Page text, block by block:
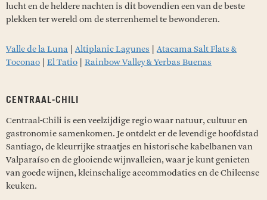
lucht en de heldere nachten is dit bovendien een van de beste
plekken ter wereld om de sterrenhemel te bewonderen.
Valle de la Luna Altiplanic Lagunes
Atacama Salt Flats &
Toconao
El Tatio Rainbow Valley & Yerbas Buenas
CENTRAAL-CHILI
Centraal-Chili is een veelzijdige regio waar natuur, cultuur en
gastronomie samenkomen. Je ontdekt er de levendige hoofdstad
Santiago, de kleurrijke straatjes en historische kabelbanen van
Valparaíso en de glooiende wijnvalleien, waar je kunt genieten
van goede wijnen, kleinschalige accommodaties en de Chileense
keuken.